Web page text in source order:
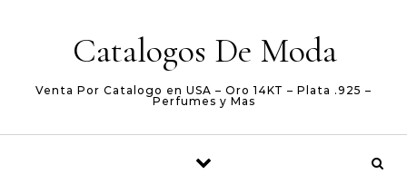
Catalogos De Moda
Venta Por Catalogo en USA – Oro 14KT – Plata .925 –
Perfumes y Mas